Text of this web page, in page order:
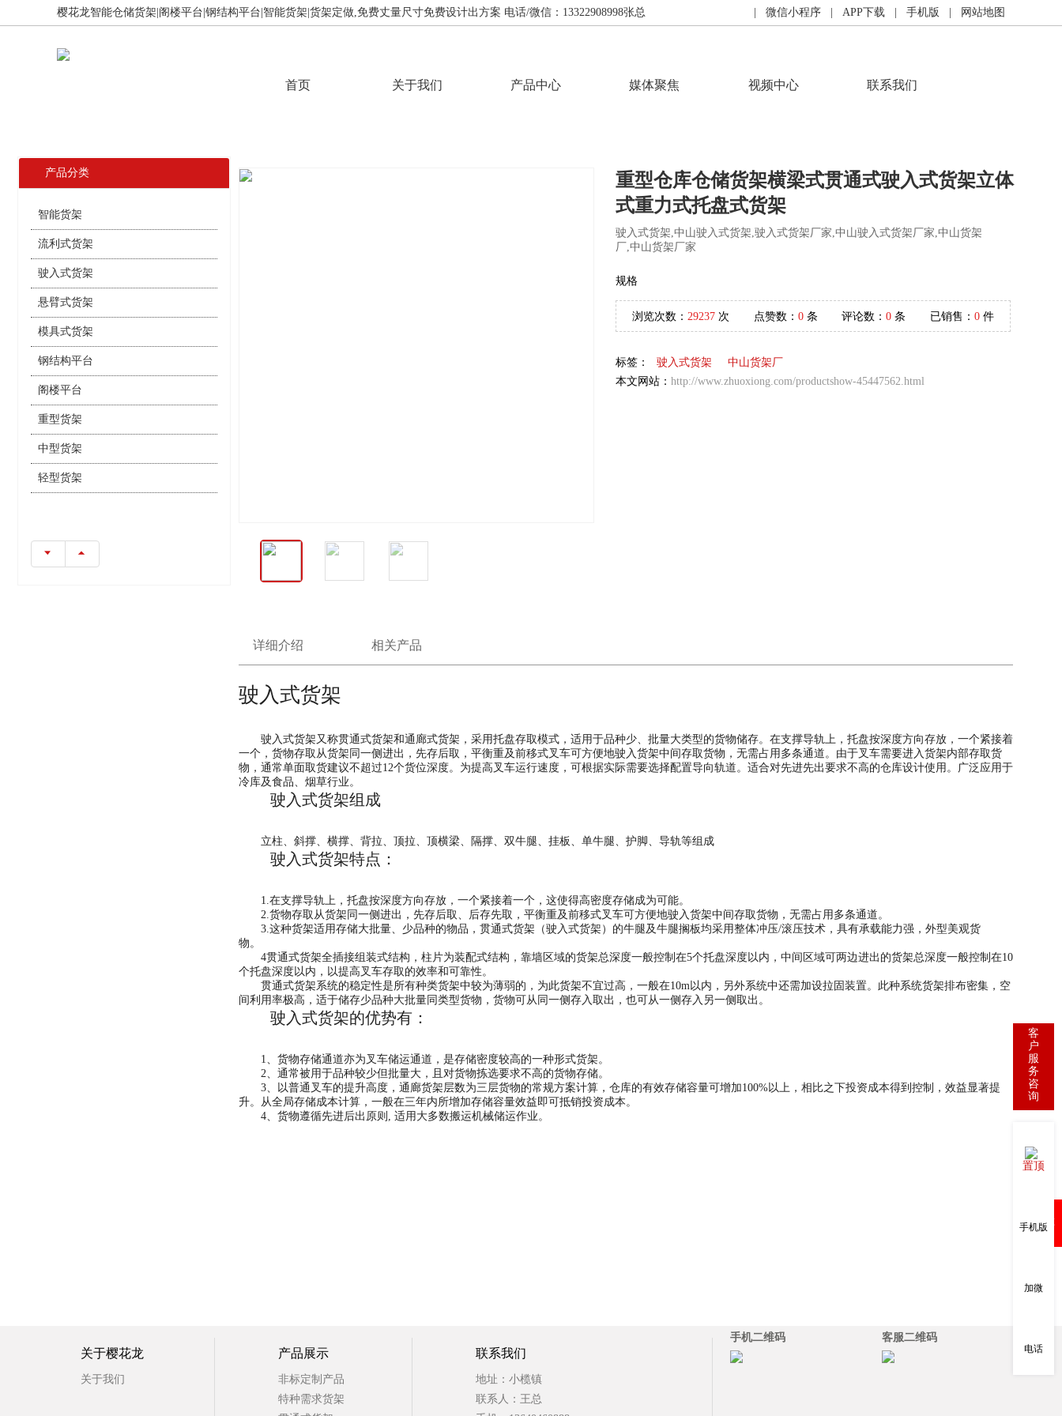
樱花龙智能仓储货架|阁楼平台|钢结构平台|智能货架|货架定做,免费丈量尺寸免费设计出方案 电话/微信：13322908998张总 | 微信小程序 | APP下载 | 手机版 | 网站地图
首页 关于我们 产品中心 媒体聚焦 视频中心 联系我们
产品分类
智能货架
流利式货架
驶入式货架
悬臂式货架
模具式货架
钢结构平台
阁楼平台
重型货架
中型货架
轻型货架
重型仓库仓储货架横梁式贯通式驶入式货架立体
式重力式托盘式货架
驶入式货架,中山驶入式货架,驶入式货架厂家,中山驶入式货架厂家,中山货架
厂,中山货架厂家
规格
浏览次数： 29237 次 点赞数： 0 条 评论数：0 条 已销售： 0件
标签： 驶入式货架
中山货架厂
本文网站： http://www.zhuoxiong.com/productshow-45447562.html
详细介绍 相关产品
驶入式货架
驶入式货架又称贯通式货架和通廊式货架，采用托盘存取模式，适用于品种少、批量大类型的货物储存。在支撑导轨上，托盘按深度方向存放，一个紧接着
一个，货物存取从货架同一侧进出，先存后取，平衡重及前移式叉车可方便地驶入货架中间存取货物，无需占用多条通道。由于叉车需要进入货架内部存取货
物，通常单面取货建议不超过12个货位深度。为提高叉车运行速度，可根据实际需要选择配置导向轨道。适合对先进先出要求不高的仓库设计使用。广泛应用于
冷库及食品、烟草行业。
驶入式货架组成
立柱、斜撑、横撑、背拉、顶拉、顶横梁、隔撑、双牛腿、挂板、单牛腿、护脚、导轨等组成
驶入式货架特点：
1.在支撑导轨上，托盘按深度方向存放，一个紧接着一个，这使得高密度存储成为可能。
2.货物存取从货架同一侧进出，先存后取、后存先取，平衡重及前移式叉车可方便地驶入货架中间存取货物，无需占用多条通道。
3.这种货架适用存储大批量、少品种的物品，贯通式货架（驶入式货架）的牛腿及牛腿搁板均采用整体冲压/滚压技术，具有承载能力强，外型美观货
物。
4贯通式货架全插接组装式结构，柱片为装配式结构，靠墙区域的货架总深度一般控制在5个托盘深度以内，中间区域可两边进出的货架总深度一般控制在10
个托盘深度以内，以提高叉车存取的效率和可靠性。
贯通式货架系统的稳定性是所有种类货架中较为薄弱的，为此货架不宜过高，一般在10m以内，另外系统中还需加设拉固装置。此种系统货架排布密集，空
间利用率极高，适于储存少品种大批量同类型货物，货物可从同一侧存入取出，也可从一侧存入另一侧取出。
驶入式货架的优势有：
1、货物存储通道亦为叉车储运通道，是存储密度较高的一种形式货架。
2、通常被用于品种较少但批量大，且对货物拣选要求不高的货物存储。
3、以普通叉车的提升高度，通廊货架层数为三层货物的常规方案计算，仓库的有效存储容量可增加100%以上，相比之下投资成本得到控制，效益显著提
升。从全局存储成本计算，一般在三年内所增加存储容量效益即可抵销投资成本。
4、货物遵循先进后出原则, 适用大多数搬运机械储运作业。
购物车
关于樱花龙
关于我们
产品展示
非标定制产品
特种需求货架
联系我们
地址：小榄镇
联系人：王总
手机二维码 客服二维码
客
户
服
务
咨
询
置顶
手机版
加微
电话